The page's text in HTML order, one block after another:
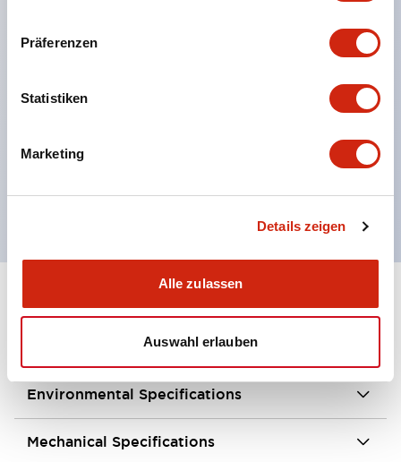
Präferenzen
Statistiken
Marketing
Details zeigen
Alle zulassen
Auswahl erlauben
Schutzart IP65, IP67 (IEC60529).
Kontakte aus Silber mit Gold- und Kreuzkontakt.
UL-zertifiziertes Not-Aus-Kategorieprodukt.
Indikatortypen verfügbar.
Spezifikationen Alle erweitern+
Aesthetic Specifications
Environmental Specifications
Mechanical Specifications